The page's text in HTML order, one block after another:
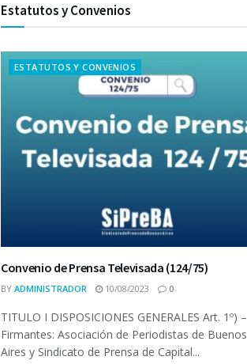
Estatutos y Convenios
ESTATUTOS Y CONVENIOS
Convenio de Prensa Televisada (124/75)
BY ADMINISTRADOR 10/08/2023 0
TITULO I DISPOSICIONES GENERALES Art. 1º) –
Firmantes: Asociación de Periodistas de Buenos
Aires y Sindicato de Prensa de Capital...